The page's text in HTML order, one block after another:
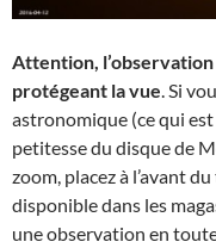
Attention,
protégeant la vue . Si
astronomique (ce qui
petitesse du disque de
zoom, placez à l’avant
disponible dans les
une observation en